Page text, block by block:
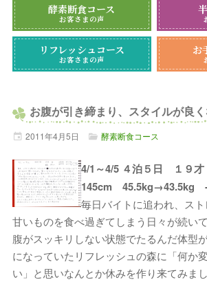
酵素断食コース
お客さまの声
リフレッシュコース
お客さまの声
お
お腹が引き締まり、スタイルが良
2011年4月5日 酵素断食コース
4/1～4/5 ４泊５日 １９
145cm 45.5kg→43.5kg
毎日バイトに追われ、ス
甘いものを食べ過ぎてしまう日々が続い
腹がスッキリしない状態でたるんだ体型
になっていたリフレッシュの森に「何か
い」と思いなんとか休みを作り来てみま